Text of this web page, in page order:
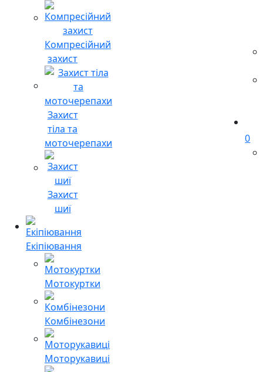
Компресійний
захист
Захист
тіла та
моточерепахи
Захист
шиї
Екіпіювання
Мотокуртки
Комбінезони
Моторукавиці
0